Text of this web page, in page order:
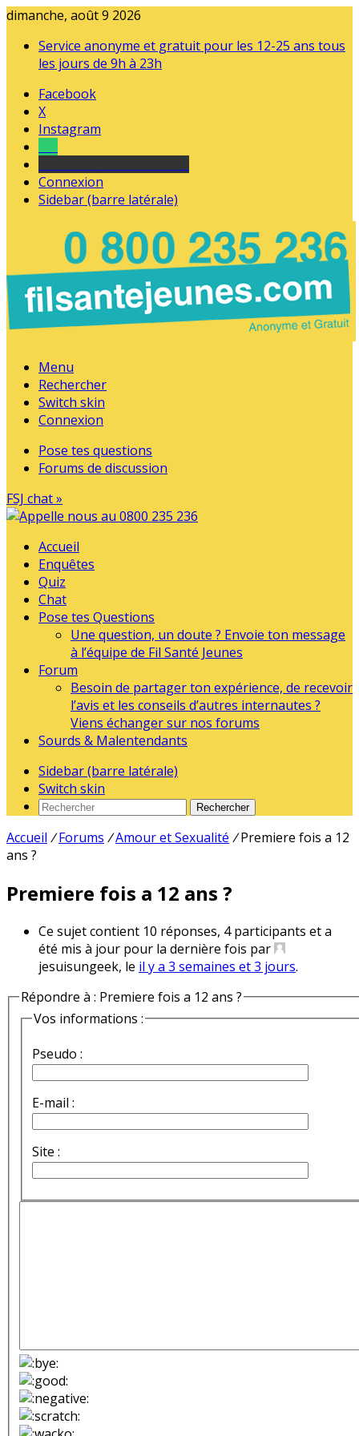
dimanche, août 9 2026
Service anonyme et gratuit pour les 12-25 ans tous
les jours de 9h à 23h
Facebook
X
Instagram
Connexion
Sidebar (barre latérale)
Menu
Rechercher
Switch skin
Connexion
Pose tes questions
Forums de discussion
FSJ chat »
Accueil
Enquêtes
Quiz
Chat
Pose tes Questions
Une question, un doute ? Envoie ton message
à l’équipe de Fil Santé Jeunes
Forum
Besoin de partager ton expérience, de recevoir
l’avis et les conseils d’autres internautes ?
Viens échanger sur nos forums
Sourds & Malentendants
Sidebar (barre latérale)
Switch skin
Rechercher
Accueil / Forums /Amour et Sexualité / Premiere fois a 12
ans ?
Premiere fois a 12 ans ?
Ce sujet contient 10 réponses, 4 participants et a
été mis à jour pour la dernière fois par
jesuisungeek, le il y a 3 semaines et 3 jours.
Répondre à : Premiere fois a 12 ans ?
Vos informations :
Pseudo :
E-mail :
Site :